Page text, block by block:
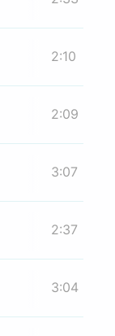
2:10
2:09
3:07
2:37
3:04